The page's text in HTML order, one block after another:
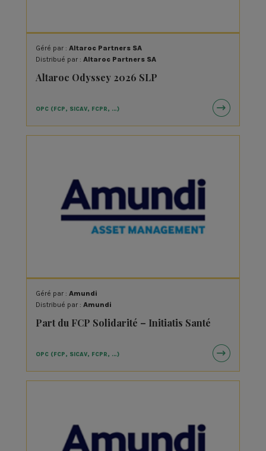
Géré par : Altaroc Partners SA
Distribué par : Altaroc Partners SA
Altaroc Odyssey 2026 SLP
OPC (FCP, SICAV, FCPR, …)
Géré par : Amundi
Distribué par : Amundi
Part du FCP Solidarité – Initiatis Santé
OPC (FCP, SICAV, FCPR, …)